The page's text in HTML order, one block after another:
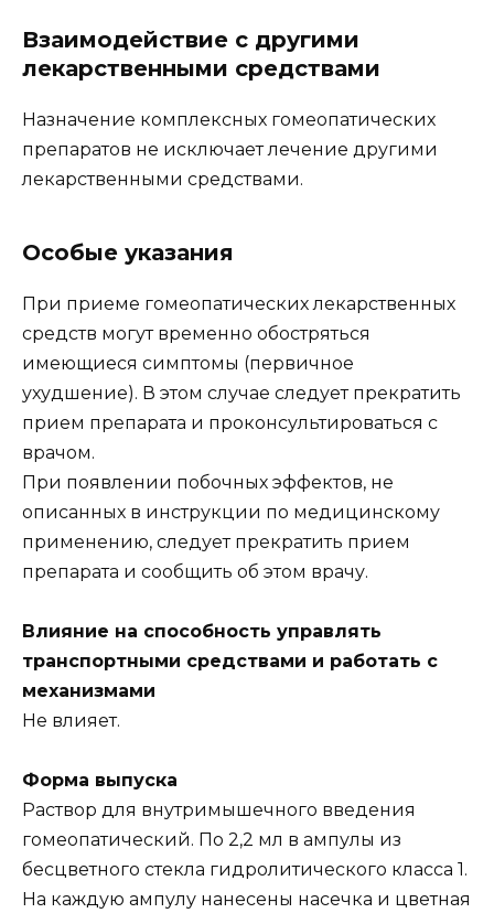
Взаимодействие с другими
лекарственными средствами
Назначение комплексных гомеопатических
препаратов не исключает лечение другими
лекарственными средствами.
Особые указания
При приеме гомеопатических лекарственных
средств могут временно обостряться
имеющиеся симптомы (первичное
ухудшение). В этом случае следует прекратить
прием препарата и проконсультироваться с
врачом.
При появлении побочных эффектов, не
описанных в инструкции по медицинскому
применению, следует прекратить прием
препарата и сообщить об этом врачу.
Влияние на способность управлять
транспортными средствами и работать с
механизмами
Не влияет.
Форма выпуска
Раствор для внутримышечного введения
гомеопатический. По 2,2 мл в ампулы из
бесцветного стекла гидролитического класса 1.
На каждую ампулу нанесены насечка и цветная